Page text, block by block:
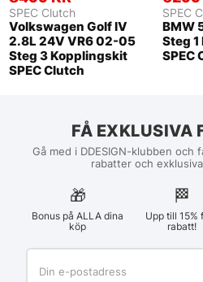
SPEC Clutch
Volkswagen Golf IV
2.8L 24V VR6 02-05
Steg 3 Kopplingskit
SPEC Clutch
SPEC
BMW
Steg
SPEC
FÅ EXKLUSIVA
Gå med i DDESIGN-klubben
rabatter och
🎁
Bonus på ALLA dina
köp
🏁︎
Upp till 15%
rabatt!